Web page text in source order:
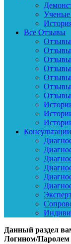
Ученые
Все Отзывы
Отзывы
Консультации
Данный раздел
Логином/